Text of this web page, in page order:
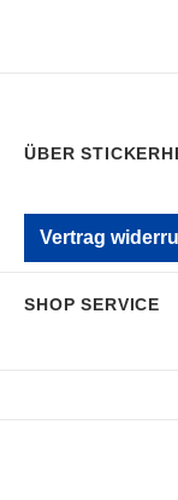
ÜBER
Vertrag
SHOP SERVICE